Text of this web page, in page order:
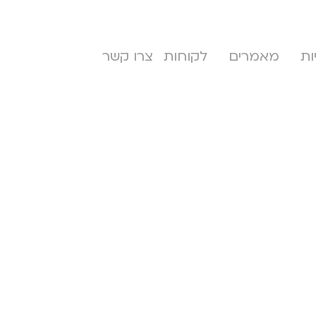
מאמרים לקוחות צרו קשר